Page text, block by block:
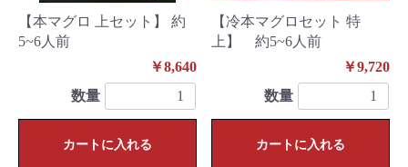
【本マグロ 上セット】 約
5~6人前
￥8,640
数量
カートに入れる
【冷本マグロセット 特
上】 約5~6人前
￥9,720
数量
カートに入れる